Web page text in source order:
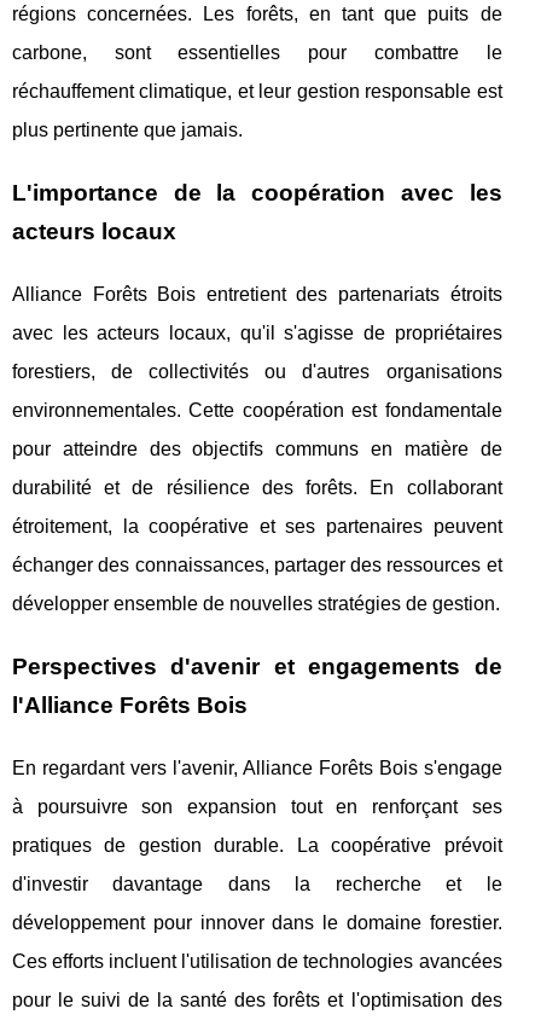
régions concernées. Les forêts, en tant que puits de
carbone, sont essentielles pour combattre le
réchauffement climatique, et leur gestion responsable est
plus pertinente que jamais.
L'importance de la coopération avec les
acteurs locaux
Alliance Forêts Bois entretient des partenariats étroits
avec les acteurs locaux, qu'il s'agisse de propriétaires
forestiers, de collectivités ou d'autres organisations
environnementales. Cette coopération est fondamentale
pour atteindre des objectifs communs en matière de
durabilité et de résilience des forêts. En collaborant
étroitement, la coopérative et ses partenaires peuvent
échanger des connaissances, partager des ressources et
développer ensemble de nouvelles stratégies de gestion.
Perspectives d'avenir et engagements de
l'Alliance Forêts Bois
En regardant vers l'avenir, Alliance Forêts Bois s'engage
à poursuivre son expansion tout en renforçant ses
pratiques de gestion durable. La coopérative prévoit
d'investir davantage dans la recherche et le
développement pour innover dans le domaine forestier.
Ces efforts incluent l'utilisation de technologies avancées
pour le suivi de la santé des forêts et l'optimisation des